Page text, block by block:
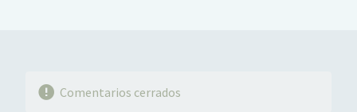
Comentarios cerrados